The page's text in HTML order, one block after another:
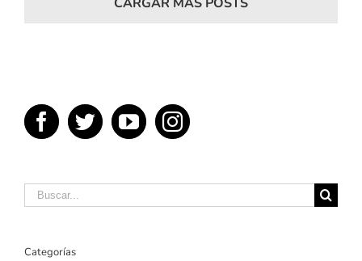
Buscar:
Categorías